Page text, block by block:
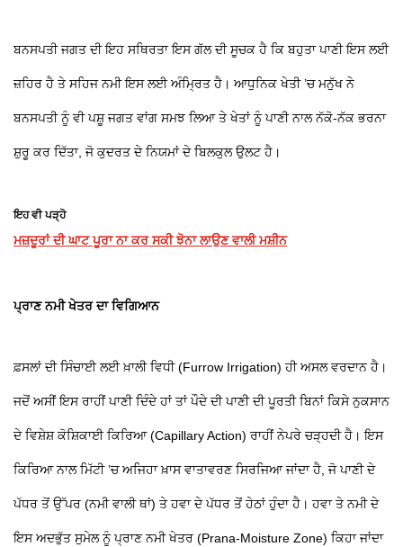
ਬਨਸਪਤੀ ਜਗਤ ਦੀ ਇਹ ਸਥਿਰਤਾ ਇਸ ਗੱਲ ਦੀ ਸੂਚਕ ਹੈ ਕਿ ਬਹੁਤਾ ਪਾਣੀ ਇਸ ਲਈ
ਜ਼ਹਿਰ ਹੈ ਤੇ ਸਹਿਜ ਨਮੀ ਇਸ ਲਈ ਅੰਮ੍ਰਿਤ ਹੈ। ਆਧੁਨਿਕ ਖੇਤੀ ’ਚ ਮਨੁੱਖ ਨੇ
ਬਨਸਪਤੀ ਨੂੰ ਵੀ ਪਸ਼ੂ ਜਗਤ ਵਾਂਗ ਸਮਝ ਲਿਆ ਤੇ ਖੇਤਾਂ ਨੂੰ ਪਾਣੀ ਨਾਲ ਨੱਕੋ-ਨੱਕ ਭਰਨਾ
ਸ਼ੁਰੂ ਕਰ ਦਿੱਤਾ, ਜੋ ਕੁਦਰਤ ਦੇ ਨਿਯਮਾਂ ਦੇ ਬਿਲਕੁਲ ਉਲਟ ਹੈ।
ਇਹ ਵੀ ਪੜ੍ਹੋ
ਮਜ਼ਦੂਰਾਂ ਦੀ ਘਾਟ ਪੂਰਾ ਨਾ ਕਰ ਸਕੀ ਝੋਨਾ ਲਾਉਣ ਵਾਲੀ ਮਸ਼ੀਨ
ਪ੍ਰਾਣ ਨਮੀ ਖੇਤਰ ਦਾ ਵਿਗਿਆਨ
ਫ਼ਸਲਾਂ ਦੀ ਸਿੰਚਾਈ ਲਈ ਖ਼ਾਲੀ ਵਿਧੀ (Furrow Irrigation) ਹੀ ਅਸਲ ਵਰਦਾਨ ਹੈ।
ਜਦੋਂ ਅਸੀਂ ਇਸ ਰਾਹੀਂ ਪਾਣੀ ਦਿੰਦੇ ਹਾਂ ਤਾਂ ਪੌਦੇ ਦੀ ਪਾਣੀ ਦੀ ਪੂਰਤੀ ਬਿਨਾਂ ਕਿਸੇ ਨੁਕਸਾਨ
ਦੇ ਵਿਸ਼ੇਸ਼ ਕੋਸ਼ਿਕਾਈ ਕਿਰਿਆ (Capillary Action) ਰਾਹੀਂ ਨੇਪਰੇ ਚੜ੍ਹਦੀ ਹੈ। ਇਸ
ਕਿਰਿਆ ਨਾਲ ਮਿੱਟੀ ’ਚ ਅਜਿਹਾ ਖ਼ਾਸ ਵਾਤਾਵਰਣ ਸਿਰਜਿਆ ਜਾਂਦਾ ਹੈ, ਜੋ ਪਾਣੀ ਦੇ
ਪੱਧਰ ਤੋਂ ਉੱਪਰ (ਨਮੀ ਵਾਲੀ ਥਾਂ) ਤੇ ਹਵਾ ਦੇ ਪੱਧਰ ਤੋਂ ਹੇਠਾਂ ਹੁੰਦਾ ਹੈ। ਹਵਾ ਤੇ ਨਮੀ ਦੇ
ਇਸ ਅਦਭੁੱਤ ਸੁਮੇਲ ਨੂੰ ਪ੍ਰਾਣ ਨਮੀ ਖੇਤਰ (Prana-Moisture Zone) ਕਿਹਾ ਜਾਂਦਾ